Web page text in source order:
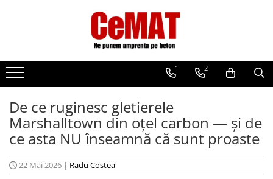
Matrite Beton Amprentat
Adoquines
Cenefas
Mantas
Piedras
Pizarras
Rodillo
Gletiere
Set complet finisat beton
Far led
Finisoare/lipe/unelte beton
MARSHALLTOWN
Gletiere
Gletiere piscine/plastic
Finisoare beton/accesorii
1 2
De ce ruginesc gletierele
Marshalltown din oțel carbon — și de
ce asta NU înseamnă că sunt proaste
22 Mai 2026 | Radu Costea